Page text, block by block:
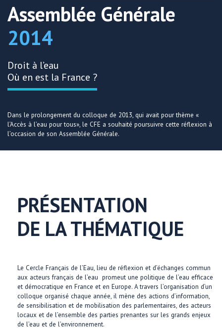
Assemblée Générale
2014
Droit à l’eau
Où en est la France ?
Dans le prolongement du colloque de 2013, qui avait pour thème «
l’Accès à l’eau pour tous», le CFE a souhaité poursuivre cette réflexion à
l’occasion de son Assemblée Générale.
PRÉSENTATION
DE LA THÉMATIQUE
Le Cercle Français de l’Eau, lieu de réflexion et d’échanges commun
aux acteurs français de l’eau promeut une politique de l’eau efficace
et démocratique en France et en Europe. A travers l’organisation d’un
colloque organisé chaque année, il mène des actions d’information,
de sensibilisation et de mobilisation des parlementaires, des acteurs
locaux et de l’ensemble des parties prenantes sur les grands enjeux
de l’eau et de l’environnement.